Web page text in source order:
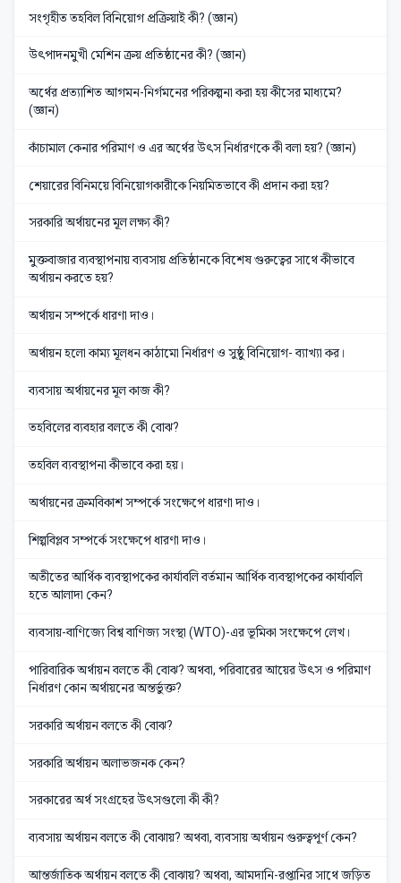
সংগৃহীত তহবিল বিনিয়োগ প্রক্রিয়াই কী? (জ্ঞান)
উৎপাদনমুখী মেশিন ক্রয় প্রতিষ্ঠানের কী? (জ্ঞান)
অর্থের প্রত্যাশিত আগমন-নির্গমনের পরিকল্পনা করা হয় কীসের মাধ্যমে?
(জ্ঞান)
কাঁচামাল কেনার পরিমাণ ও এর অর্থের উৎস নির্ধারণকে কী বলা হয়? (জ্ঞান)
শেয়ারের বিনিময়ে বিনিয়োগকারীকে নিয়মিতভাবে কী প্রদান করা হয়?
সরকারি অর্থায়নের মূল লক্ষ্য কী?
মুক্তবাজার ব্যবস্থাপনায় ব্যবসায় প্রতিষ্ঠানকে বিশেষ গুরুত্বের সাথে কীভাবে
অর্থায়ন করতে হয়?
অর্থায়ন সম্পর্কে ধারণা দাও।
অর্থায়ন হলো কাম্য মূলধন কাঠামো নির্ধারণ ও সুষ্ঠু বিনিয়োগ- ব্যাখ্যা কর।
ব্যবসায় অর্থায়নের মূল কাজ কী?
তহবিলের ব্যবহার বলতে কী বোঝ?
তহবিল ব্যবস্থাপনা কীভাবে করা হয়।
অর্থায়নের ক্রমবিকাশ সম্পর্কে সংক্ষেপে ধারণা দাও।
শিল্পবিপ্লব সম্পর্কে সংক্ষেপে ধারণা দাও।
অতীতের আর্থিক ব্যবস্থাপকের কার্যাবলি বর্তমান আর্থিক ব্যবস্থাপকের কার্যাবলি
হতে আলাদা কেন?
ব্যবসায়-বাণিজ্যে বিশ্ব বাণিজ্য সংস্থা (WTO)-এর ভূমিকা সংক্ষেপে লেখ।
পারিবারিক অর্থায়ন বলতে কী বোঝ? অথবা, পরিবারের আয়ের উৎস ও পরিমাণ
নির্ধারণ কোন অর্থায়নের অন্তর্ভুক্ত?
সরকারি অর্থায়ন বলতে কী বোঝ?
সরকারি অর্থায়ন অলাভজনক কেন?
সরকারের অর্থ সংগ্রহের উৎসগুলো কী কী?
ব্যবসায় অর্থায়ন বলতে কী বোঝায়? অথবা, ব্যবসায় অর্থায়ন গুরুত্বপূর্ণ কেন?
আন্তর্জাতিক অর্থায়ন বলতে কী বোঝায়? অথবা, আমদানি-রপ্তানির সাথে জড়িত